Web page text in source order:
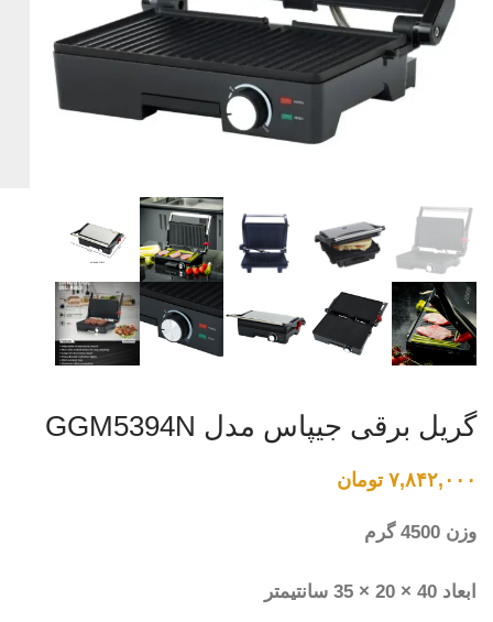
گریل برقی جیپاس مدل GGM5394N
۷,۸۴۲,۰۰۰ تومان
وزن 4500 گرم
ابعاد 40 × 20 × 35 سانتیمتر